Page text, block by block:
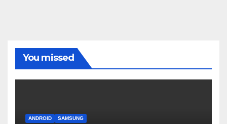
You missed
ANDROID SAMSUNG